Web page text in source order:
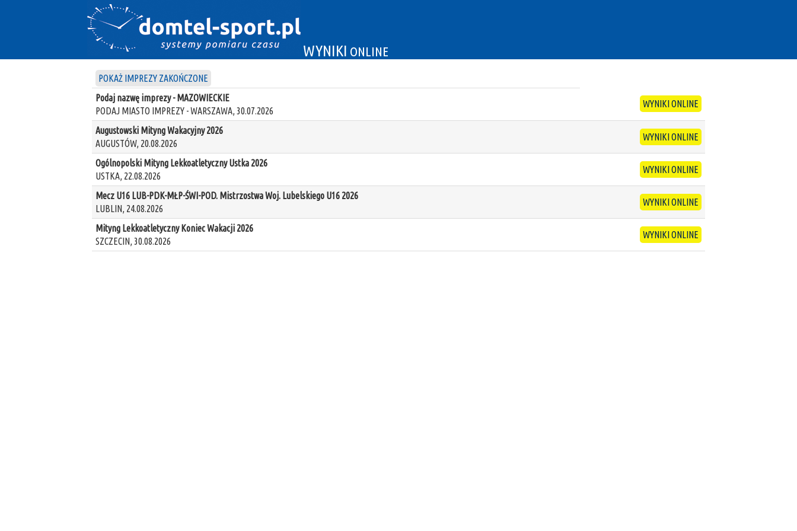
WYNIKI ONLINE
POKAŻ IMPREZY ZAKOŃCZONE
Podaj nazwę imprezy - MAZOWIECKIE
PODAJ MIASTO IMPREZY - WARSZAWA, 30.07.2026
WYNIKI ONLINE
Augustowski Mityng Wakacyjny 2026
AUGUSTÓW, 20.08.2026
WYNIKI ONLINE
Ogólnopolski Mityng Lekkoatletyczny Ustka 2026
USTKA, 22.08.2026
WYNIKI ONLINE
Mecz U16 LUB-PDK-MŁP-ŚWI-POD. Mistrzostwa Woj. Lubelskiego U16 2026
LUBLIN, 24.08.2026
WYNIKI ONLINE
Mityng Lekkoatletyczny Koniec Wakacji 2026
SZCZECIN, 30.08.2026
WYNIKI ONLINE